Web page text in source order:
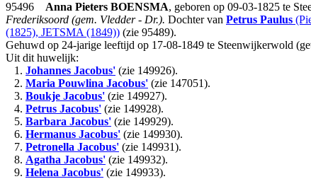
95496 Anna Pieters BOENSMA, geboren op 09-03-1825 te
Frederiksoord (gem. Vledder - Dr.). Dochter van Petrus Paulus
(1825), JETSMA (1849)) (zie 95489).
Gehuwd op 24-jarige leeftijd op 17-08-1849 te Steenwijkerwold
Uit dit huwelijk:
1. Johannes Jacobus' (zie 149926).
2. Maria Pouwlina Jacobus' (zie 147051).
3. Boukje Jacobus' (zie 149927).
4. Petrus Jacobus' (zie 149928).
5. Barbara Jacobus' (zie 149929).
6. Hermanus Jacobus' (zie 149930).
7. Petronella Jacobus' (zie 149931).
8. Agatha Jacobus' (zie 149932).
9. Helena Jacobus' (zie 149933).